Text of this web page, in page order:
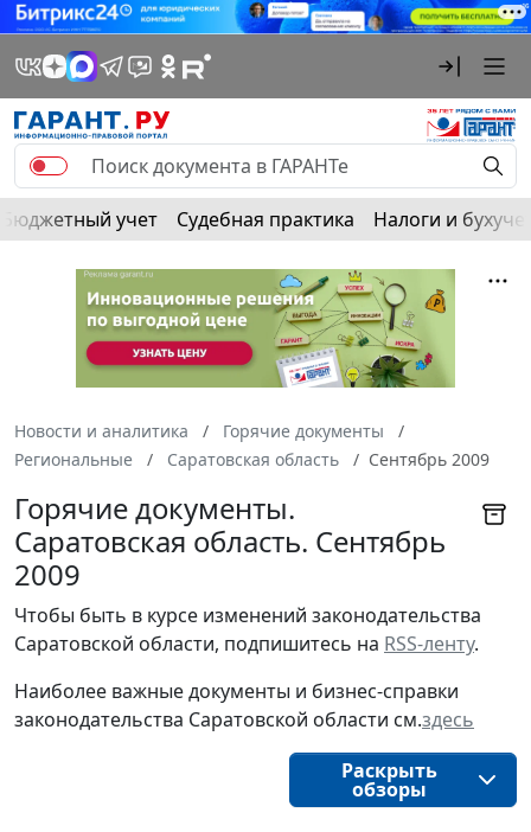
Бюджетный учет Судебная практика Налоги и
Новости и аналитика
Горячие документы
Региональные
Саратовская область Сентябрь 2009
Горячие документы.
Саратовская область. Сентябрь
2009
Чтобы быть в курсе изменений законодательства
Саратовской области, подпишитесь на RSS-ленту.
Наиболее важные документы и бизнес-справки
законодательства Саратовской области см.здесь
Раскрыть
обзоры